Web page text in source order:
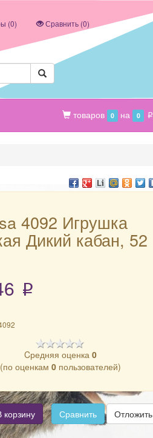
(0) Сравнить (0)
товаров 0 на 0 p
4092 Игрушка
Дикий кабан, 52
p
Cредняя оценка0
(по оценкам0 пользователей)
корзину Сравнить Отложить